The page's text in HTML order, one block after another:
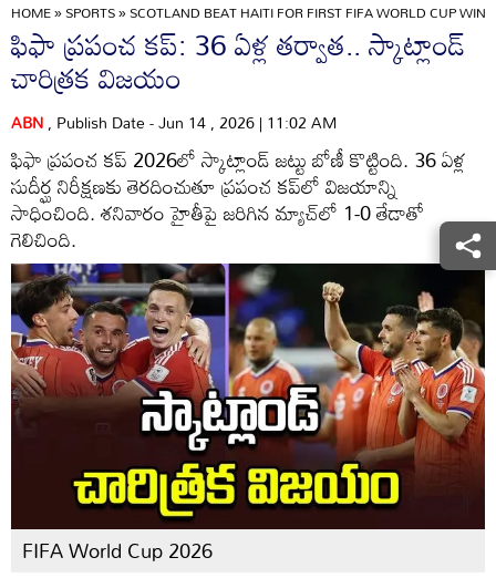
HOME»SPORTS»SCOTLAND BEAT HAITI FOR FIRST FIFA WORLD CUP WIN
ఫిఫా ప్రపంచ కప్: 36 ఏళ్ల తర్వాత.. స్కాట్లాండ్
చారిత్రక విజయం
ABN, Publish Date - Jun 14 , 2026 | 11:02 AM
ఫిఫా ప్రపంచ కప్ 2026లో స్కాట్లాండ్ జట్టు బోణీ కొట్టింది. 36 ఏళ్ల
సుదీర్ఘ నిరీక్షణకు తెరదించుతూ ప్రపంచ కప్‌లో విజయాన్ని
సాధించింది. శనివారం హైతీపై జరిగిన మ్యాచ్‌లో 1-0 తేడాతో
గెలిచింది.
FIFA World Cup 2026